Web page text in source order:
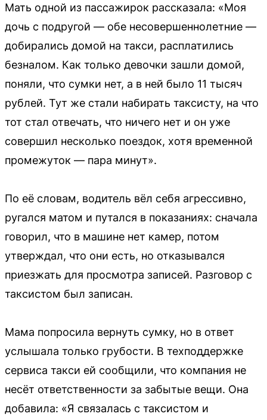
Мать одной из пассажирок рассказала: «Моя
дочь с подругой — обе несовершеннолетние —
добирались домой на такси, расплатились
безналом. Как только девочки зашли домой,
поняли, что сумки нет, а в ней было 11 тысяч
рублей. Тут же стали набирать таксисту, на что
тот стал отвечать, что ничего нет и он уже
совершил несколько поездок, хотя временной
промежуток — пара минут».
По её словам, водитель вёл себя агрессивно,
ругался матом и путался в показаниях: сначала
говорил, что в машине нет камер, потом
утверждал, что они есть, но отказывался
приезжать для просмотра записей. Разговор с
таксистом был записан.
Мама попросила вернуть сумку, но в ответ
услышала только грубости. В техподдержке
сервиса такси ей сообщили, что компания не
несёт ответственности за забытые вещи. Она
добавила: «Я связалась с таксистом и